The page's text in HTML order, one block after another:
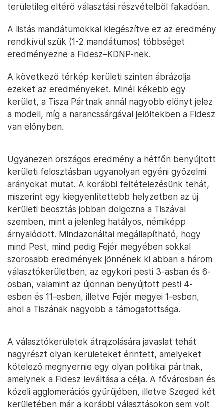
területileg eltérő választási részvételből fakadóan.
A listás mandátumokkal kiegészítve ez az eredmény
rendkívül szűk (1-2 mandátumos) többséget
eredményezne a Fidesz–KDNP-nek.
A következő térkép kerületi szinten ábrázolja
ezeket az eredményeket. Minél kékebb egy
kerület, a Tisza Pártnak annál nagyobb előnyt jelez
a modell, míg a narancssárgával jelöltekben a Fidesz
van előnyben.
Ugyanezen országos eredmény a hétfőn benyújtott
kerületi felosztásban ugyanolyan egyéni győzelmi
arányokat mutat. A korábbi feltételezésünk tehát,
miszerint egy kiegyenlítettebb helyzetben az új
kerületi beosztás jobban dolgozna a Tiszával
szemben, mint a jelenleg hatályos, némiképp
árnyalódott. Mindazonáltal megállapítható, hogy
mind Pest, mind pedig Fejér megyében sokkal
szorosabb eredmények jönnének ki abban a három
választókerületben, az egykori pesti 3-asban és 6-
osban, valamint az újonnan benyújtott pesti 4-
esben és 11-esben, illetve Fejér megyei 1-esben,
ahol a Tiszának nagyobb a támogatottsága.
A választókerületek átrajzolására javaslat tehát
nagyrészt olyan kerületeket érintett, amelyeket
kötelező megnyernie egy olyan politikai pártnak,
amelynek a Fidesz leváltása a célja. A fővárosban és
közeli agglomerációs gyűrűjében, illetve Szeged két
kerületében már a korábbi választásokon sem volt